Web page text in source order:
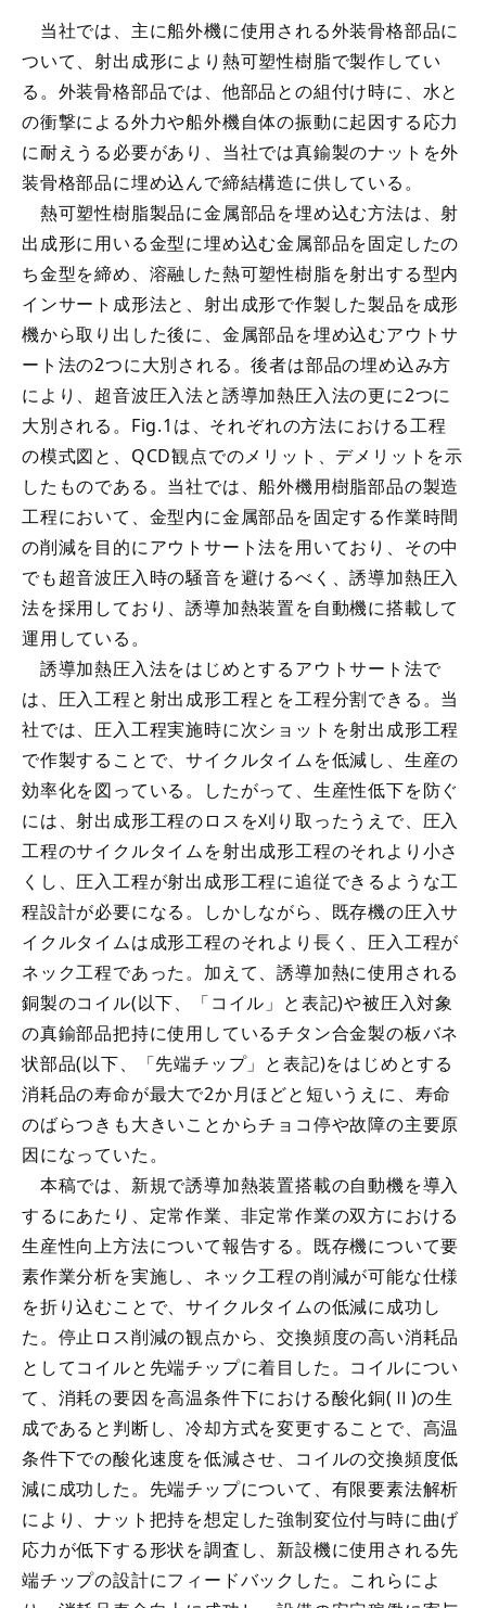
当社では、主に船外機に使用される外装骨格部品に
ついて、射出成形により熱可塑性樹脂で製作してい
る。外装骨格部品では、他部品との組付け時に、水と
の衝撃による外力や船外機自体の振動に起因する応力
に耐えうる必要があり、当社では真鍮製のナットを外
装骨格部品に埋め込んで締結構造に供している。
熱可塑性樹脂製品に金属部品を埋め込む方法は、射
出成形に用いる金型に埋め込む金属部品を固定したの
ち金型を締め、溶融した熱可塑性樹脂を射出する型内
インサート成形法と、射出成形で作製した製品を成形
機から取り出した後に、金属部品を埋め込むアウトサ
ート法の2つに大別される。後者は部品の埋め込み方
により、超音波圧入法と誘導加熱圧入法の更に2つに
大別される。Fig.1は、それぞれの方法における工程
の模式図と、QCD観点でのメリット、デメリットを示
したものである。当社では、船外機用樹脂部品の製造
工程において、金型内に金属部品を固定する作業時間
の削減を目的にアウトサート法を用いており、その中
でも超音波圧入時の騒音を避けるべく、誘導加熱圧入
法を採用しており、誘導加熱装置を自動機に搭載して
運用している。
誘導加熱圧入法をはじめとするアウトサート法で
は、圧入工程と射出成形工程とを工程分割できる。当
社では、圧入工程実施時に次ショットを射出成形工程
で作製することで、サイクルタイムを低減し、生産の
効率化を図っている。したがって、生産性低下を防ぐ
には、射出成形工程のロスを刈り取ったうえで、圧入
工程のサイクルタイムを射出成形工程のそれより小さ
くし、圧入工程が射出成形工程に追従できるような工
程設計が必要になる。しかしながら、既存機の圧入サ
イクルタイムは成形工程のそれより長く、圧入工程が
ネック工程であった。加えて、誘導加熱に使用される
銅製のコイル(以下、「コイル」と表記)や被圧入対象
の真鍮部品把持に使用しているチタン合金製の板バネ
状部品(以下、「先端チップ」と表記)をはじめとする
消耗品の寿命が最大で2か月ほどと短いうえに、寿命
のばらつきも大きいことからチョコ停や故障の主要原
因になっていた。
本稿では、新規で誘導加熱装置搭載の自動機を導入
するにあたり、定常作業、非定常作業の双方における
生産性向上方法について報告する。既存機について要
素作業分析を実施し、ネック工程の削減が可能な仕様
を折り込むことで、サイクルタイムの低減に成功し
た。停止ロス削減の観点から、交換頻度の高い消耗品
としてコイルと先端チップに着目した。コイルについ
て、消耗の要因を高温条件下における酸化銅(Ⅱ)の生
成であると判断し、冷却方式を変更することで、高温
条件下での酸化速度を低減させ、コイルの交換頻度低
減に成功した。先端チップについて、有限要素法解析
により、ナット把持を想定した強制変位付与時に曲げ
応力が低下する形状を調査し、新設機に使用される先
端チップの設計にフィードバックした。これらによ